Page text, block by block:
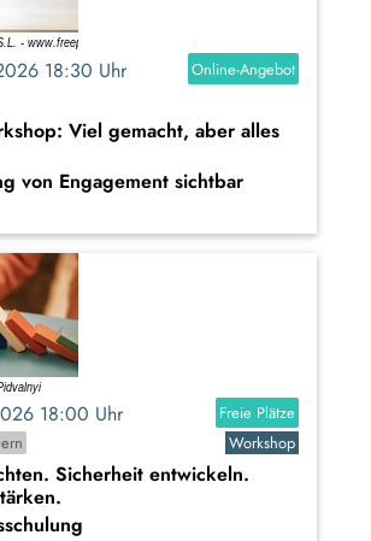
18:30 Uhr
Online-Angebot
Viel gemacht, aber alles
von Engagement sichtbar
18:00 Uhr
Freie Plätze
Workshop
Sicherheit entwickeln.